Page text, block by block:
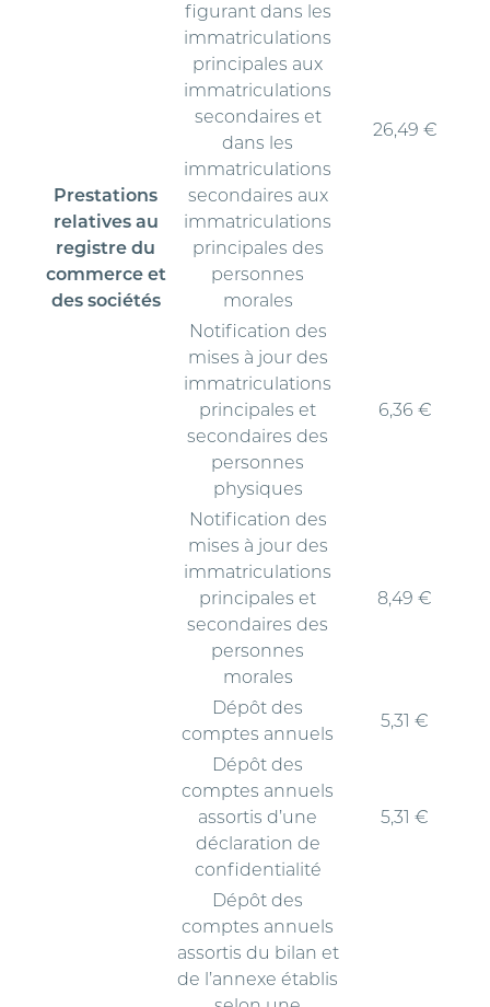
Prestations
relatives au
registre du
commerce et
des sociétés
figurant dans les
immatriculations
principales aux
immatriculations
secondaires et
dans les
immatriculations
secondaires aux
immatriculations
principales des
personnes
morales
26,49 €
Notification des
mises à jour des
immatriculations
principales et
secondaires des
personnes
physiques
6,36 €
Notification des
mises à jour des
immatriculations
principales et
secondaires des
personnes
morales
8,49 €
Dépôt des
comptes annuels
5,31 €
Dépôt des
comptes annuels
assortis d’une
déclaration de
confidentialité
5,31 €
Dépôt des
comptes annuels
assortis du bilan et
de l’annexe établis